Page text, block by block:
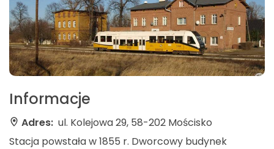
Informacje
Adres: ul. Kolejowa 29, 58-202 Mościsko
Stacja powstała w 1855 r. Dworcowy budynek